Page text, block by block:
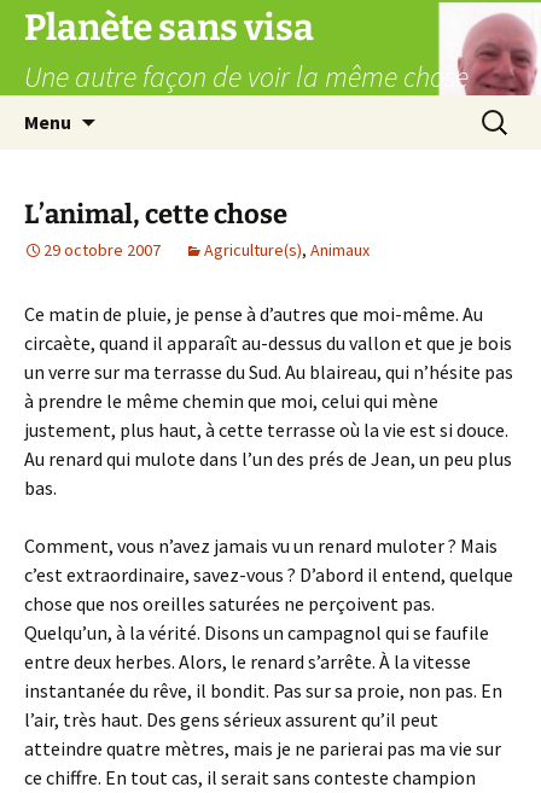
Aller
contenu
Planète sans visa
Une autre façon de voir la même chose
Menu
L’animal, cette chose
29 octobre 2007 Agriculture(s), Animaux
Ce matin de pluie, je pense à d’autres que moi-même. Au
circaète, quand il apparaît au-dessus du vallon et que je bois
un verre sur ma terrasse du Sud. Au blaireau, qui n’hésite pas
à prendre le même chemin que moi, celui qui mène
justement, plus haut, à cette terrasse où la vie est si douce.
Au renard qui mulote dans l’un des prés de Jean, un peu plus
bas.
Comment, vous n’avez jamais vu un renard muloter ? Mais
c’est extraordinaire, savez-vous ? D’abord il entend, quelque
chose que nos oreilles saturées ne perçoivent pas.
Quelqu’un, à la vérité. Disons un campagnol qui se faufile
entre deux herbes. Alors, le renard s’arrête. À la vitesse
instantanée du rêve, il bondit. Pas sur sa proie, non pas. En
l’air, très haut. Des gens sérieux assurent qu’il peut
atteindre quatre mètres, mais je ne parierai pas ma vie sur
ce chiffre. En tout cas, il serait sans conteste champion